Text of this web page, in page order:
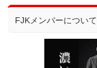
FJKメンバーについて